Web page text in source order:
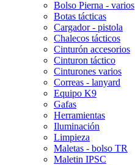
Bolso Pierna - varios
Botas tácticas
Cargador - pistola
Chalecos tácticos
Cinturón accesorios
Cinturon táctico
Cinturones varios
Correas - lanyard
Equipo K9
Gafas
Herramientas
Iluminación
Limpieza
Maletas - bolso TR
Maletin IPSC